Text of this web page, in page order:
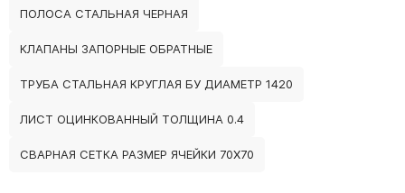
ПОЛОСА СТАЛЬНАЯ ЧЕРНАЯ
КЛАПАНЫ ЗАПОРНЫЕ ОБРАТНЫЕ
ТРУБА СТАЛЬНАЯ КРУГЛАЯ БУ ДИАМЕТР 1420
ЛИСТ ОЦИНКОВАННЫЙ ТОЛЩИНА 0.4
СВАРНАЯ СЕТКА РАЗМЕР ЯЧЕЙКИ 70Х70